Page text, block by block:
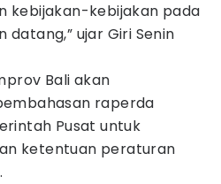
kebijakan-kebijakan pada
ujar Giri Senin
Bali akan
raperda
Pusat untuk
ketentuan peraturan